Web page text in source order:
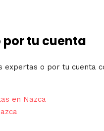
por tu cuenta
expertas o por tu cuenta
en Nazca